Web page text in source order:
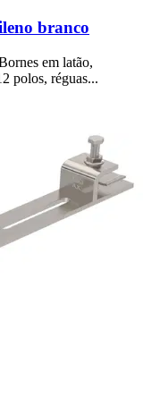
branco
em latão,
polos, réguas...